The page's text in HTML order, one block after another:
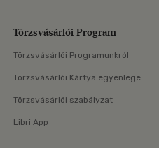
Törzsvásárlói Program
Törzsvásárlói Programunkról
Törzsvásárlói Kártya egyenlege
Törzsvásárlói szabályzat
Libri App